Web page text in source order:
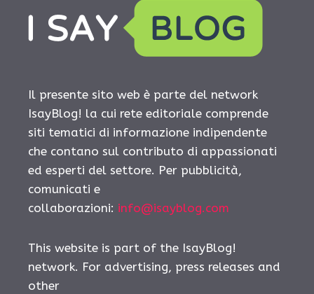
Il presente sito web è parte del network
IsayBlog! la cui rete editoriale comprende
siti tematici di informazione indipendente
che contano sul contributo di appassionati
ed esperti del settore. Per pubblicità,
comunicati e
collaborazioni: info@isayblog.com
This website is part of the IsayBlog!
network. For advertising, press releases and
other